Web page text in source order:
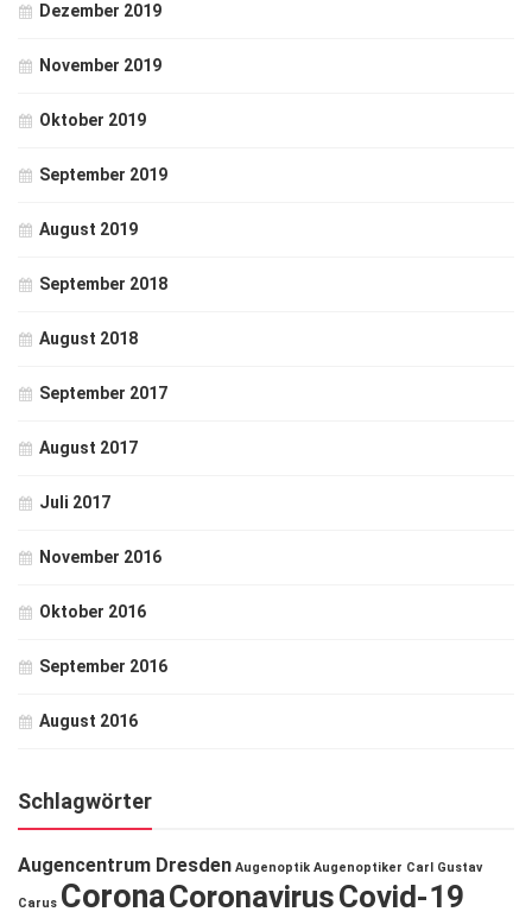
Dezember 2019
November 2019
Oktober 2019
September 2019
August 2019
September 2018
August 2018
September 2017
August 2017
Juli 2017
November 2016
Oktober 2016
September 2016
August 2016
Schlagwörter
Augencentrum Dresden Augenoptik Augenoptiker Carl Gustav
Carus CoronaCoronavirusCovid-19